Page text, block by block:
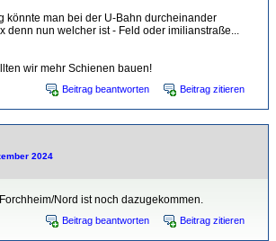
könnte man bei der U-Bahn durcheinander
denn nun welcher ist - Feld oder imilianstraße...
wir mehr Schienen bauen!
Beitrag beantworten Beitrag zitieren
2024
Nord ist noch dazugekommen.
Beitrag beantworten Beitrag zitieren